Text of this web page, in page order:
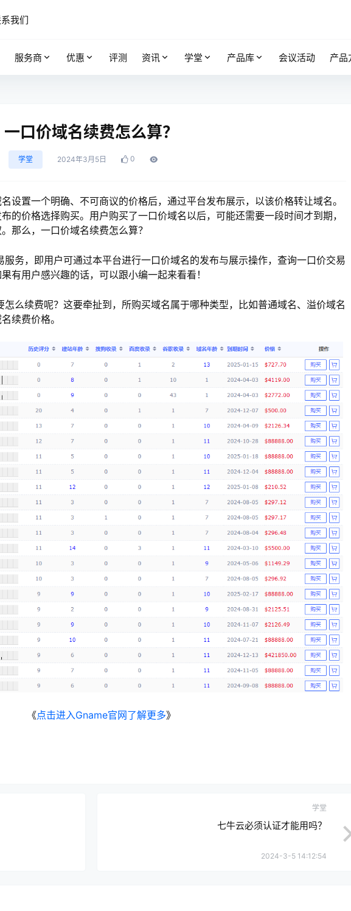
我们
服务商 优惠 评测 资讯 学堂 产品库 会议活动 产品
一口价域名续费怎么算？
学堂 2024年3月5日 0
设置一个明确、不可商议的价格后，通过平台发布展示，以该价格转让域名。
的价格选择购买。用户购买了一口价域名以后，可能还需要一段时间才到期，
那么，一口价域名续费怎么算？
务，即用户可通过本平台进行一口价域名的发布与展示操作，查询一口价交易
有用户感兴趣的话，可以跟小编一起来看看！
么续费呢？这要牵扯到，所购买域名属于哪种类型，比如普通域名、溢价域名
续费价格。
《点击进入Gname官网了解更多》
学堂
七牛云必须认证才能用吗？
2024-3-5 14:12:54